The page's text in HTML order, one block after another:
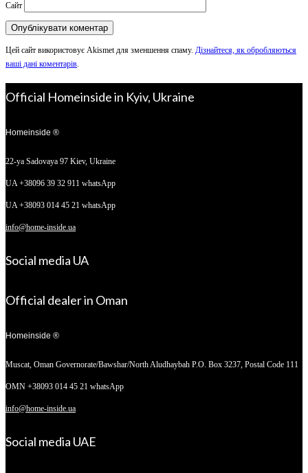
Сайт
Цей сайт використовує Akismet для зменшення спаму. Дізнайтеся, як обробляються
ваші дані коментарів.
Official Homeinside in Kyiv, Ukraine
Homeinside ®
22-ya Sadovaya 97 Kiev, Ukraine
UA +38096 39 32 911 whatsApp
UA +38093 014 45 21 whatsApp
info@home-inside.ua
Social media UA
Official dealer in Oman
Homeinside ®
Muscat, Oman Governorate/Bawshar/North Aludhaybah P.O. Box 3237, Postal Code 111
OMN +38093 014 45 21 whatsApp
info@home-inside.ua
Social media UAE